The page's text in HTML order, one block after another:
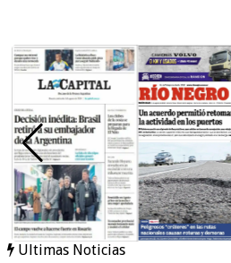
Ultimas Noticias